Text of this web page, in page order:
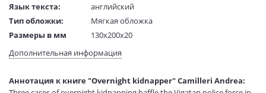
Язык текста:
английский
Тип обложки:
Мягкая обложка
Размеры в мм
130x200x20
Вес:
1 гр.
Код товара:
50079762
Дополнительная информация
Аннотация к книге "Overnight kidnapper" Camilleri Andrea: